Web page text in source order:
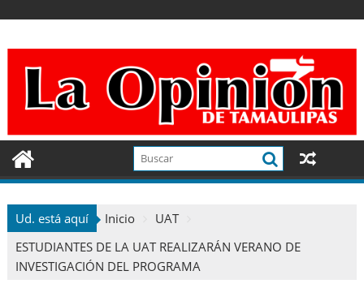
contenido
Ud. está aquí Inicio
UAT
ESTUDIANTES DE LA UAT REALIZARÁN VERANO DE
INVESTIGACIÓN DEL PROGRAMA